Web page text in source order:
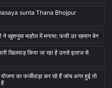
sunta Thana Bhojpur
खुशनुमा माहौल में मनाया: फसी उर रहमान बेग
खिलवाड़ किया जा रहा है उनसे इलाज से
का फर्जीवाड़ा कर रहे हैं जांच अगर हुई तो